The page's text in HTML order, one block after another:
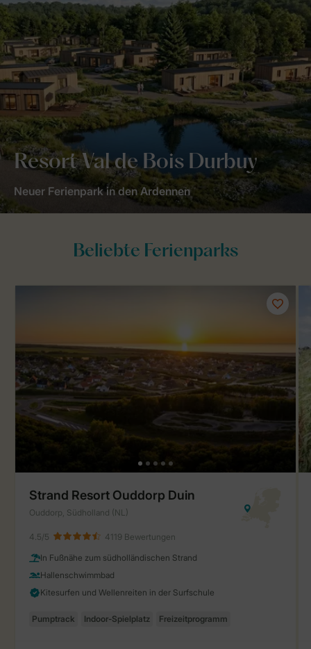
Resort Val de Bois Durbuy
Neuer Ferienpark in den Ardennen